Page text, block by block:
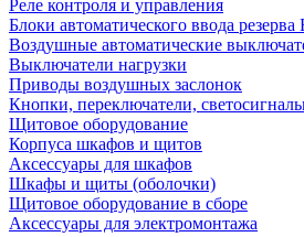
Реле контроля и управления
Блоки автоматического ввода
Воздушные автоматические
Выключатели нагрузки
Приводы воздушных заслонок
Кнопки, переключатели,
Щитовое оборудование
Корпуса шкафов и щитов
Аксессуары для шкафов
Шкафы и щиты (оболочки)
Щитовое оборудование в сборе
Аксессуары для электромонтажа